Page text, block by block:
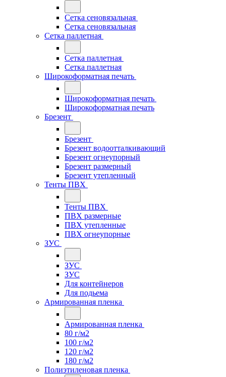
Сетка сеновязальная
Сетка сеновязальная
Сетка паллетная
Сетка паллетная
Сетка паллетная
Широкоформатная печать
Широкоформатная печать
Широкоформатная печать
Брезент
Брезент
Брезент водоотталкивающий
Брезент огнеупорный
Брезент размерный
Брезент утепленный
Тенты ПВХ
Тенты ПВХ
ПВХ размерные
ПВХ утепленные
ПВХ огнеупорные
ЗУС
ЗУС
ЗУС
Для контейнеров
Для подьема
Армированная пленка
Армированная пленка
80 г/м2
100 г/м2
120 г/м2
180 г/м2
Полиэтиленовая пленка